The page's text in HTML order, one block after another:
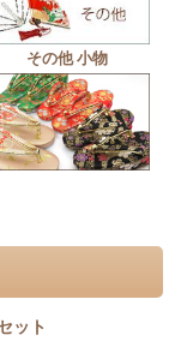
その他 小物
ット